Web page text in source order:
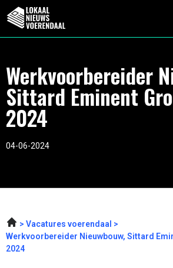
Werkvoorbereider
Sittard Eminent
2024
04-06-2024
Vacatures voerendaal
Werkvoorbereider Nieuwbouw, Sittard
2024